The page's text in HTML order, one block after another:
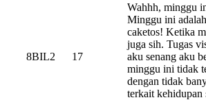
8BIL2 17
Wahhh, minggu
Minggu ini
caketos! Ketika
juga sih. Tugas
aku senang aku
minggu ini tidak
dengan tidak
terkait kehidupan